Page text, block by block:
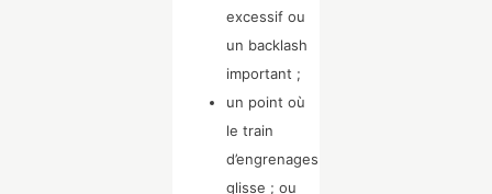
excessif ou
un backlash
important ;
un point où
le train
d’engrenages
glisse ; ou